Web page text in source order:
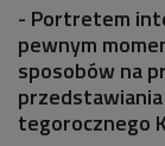
- Portretem
pewnym
sposobów na
tegorocznego